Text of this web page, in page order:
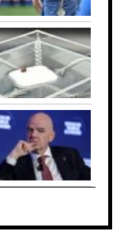
7 نصائح
الأسود